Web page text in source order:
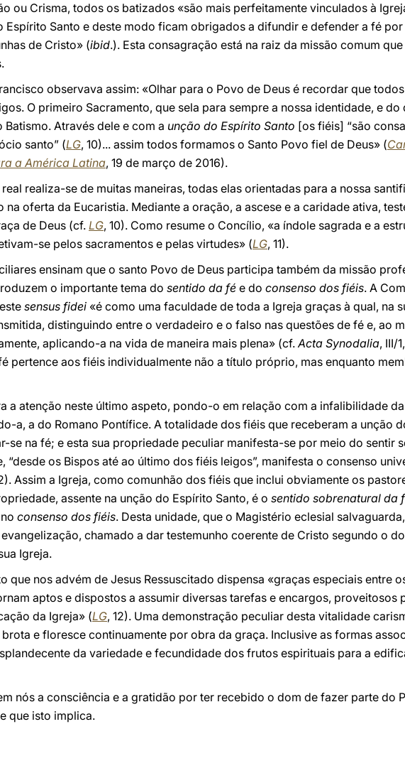
ou Crisma, todos os batizados «são mais perfeitamente vinculados à
Espírito Santo e deste modo ficam obrigados a difundir e defender a fé
de Cristo» (ibid.). Esta consagração está na raiz da missão comum
observava assim: «Olhar para o Povo de Deus é recordar que
O primeiro Sacramento, que sela para sempre a nossa identidade, e
Através dele e com a unção do Espírito Santo [os fiéis] “são
santo” (LG, 10)... assim todos formamos o Santo Povo fiel de Deus» (
a América Latina, 19 de março de 2016).
realiza-se de muitas maneiras, todas elas orientadas para a nossa
oferta da Eucaristia. Mediante a oração, a ascese e a caridade ativa,
de Deus (cf. LG, 10). Como resume o Concílio, «a índole sagrada e a
se pelos sacramentos e pelas virtudes» (LG, 11).
ensinam que o santo Povo de Deus participa também da missão
o importante tema do sentido da fé e do consenso dos fiéis. A
sensus fidei «é como uma faculdade de toda a Igreja graças à qual, na
distinguindo entre o verdadeiro e o falso nas questões de fé e, ao
aplicando-a na vida de maneira mais plena» (cf.Acta Synodalia, III/
pertence aos fiéis individualmente não a título próprio, mas enquanto
a atenção neste último aspeto, pondo-o em relação com a infalibilidade
a, a do Romano Pontífice. A totalidade dos fiéis que receberam a unção
se na fé; e esta sua propriedade peculiar manifesta-se por meio do sentir
os Bispos até ao último dos fiéis leigos”, manifesta o consenso
Assim a Igreja, como comunhão dos fiéis que inclui obviamente os
assente na unção do Espírito Santo, é o sentido sobrenatural da
consenso dos fiéis. Desta unidade, que o Magistério eclesial
chamado a dar testemunho coerente de Cristo segundo o
Igreja.
que nos advém de Jesus Ressuscitado dispensa «graças especiais entre
aptos e dispostos a assumir diversas tarefas e encargos, proveitosos
da Igreja» (LG, 12). Uma demonstração peculiar desta vitalidade
e floresce continuamente por obra da graça. Inclusive as formas
da variedade e fecundidade dos frutos espirituais para a
nós a consciência e a gratidão por ter recebido o dom de fazer parte do
que isto implica.